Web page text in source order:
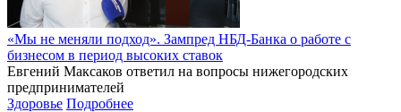
«Мы не меняли подход». Зампред НБД-Банка о работе с
бизнесом в период высоких ставок
Евгений Максаков ответил на вопросы нижегородских
предпринимателей
Здоровье Подробнее